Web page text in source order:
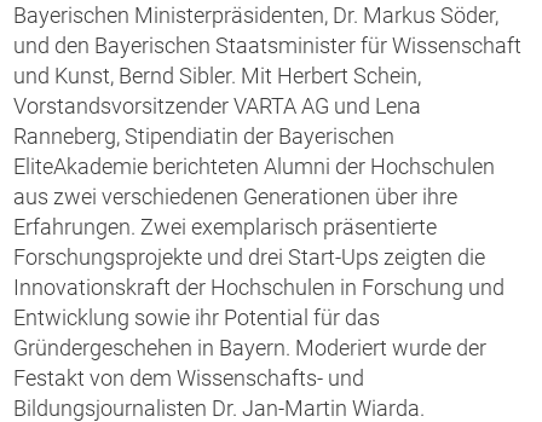
Bayerischen Ministerpräsidenten, Dr. Markus Söder,
und den Bayerischen Staatsminister für Wissenschaft
und Kunst, Bernd Sibler. Mit Herbert Schein,
Vorstandsvorsitzender VARTA AG und Lena
Ranneberg, Stipendiatin der Bayerischen
EliteAkademie berichteten Alumni der Hochschulen
aus zwei verschiedenen Generationen über ihre
Erfahrungen. Zwei exemplarisch präsentierte
Forschungsprojekte und drei Start-Ups zeigten die
Innovationskraft der Hochschulen in Forschung und
Entwicklung sowie ihr Potential für das
Gründergeschehen in Bayern. Moderiert wurde der
Festakt von dem Wissenschafts- und
Bildungsjournalisten Dr. Jan-Martin Wiarda.